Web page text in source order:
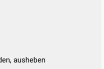
ausheben